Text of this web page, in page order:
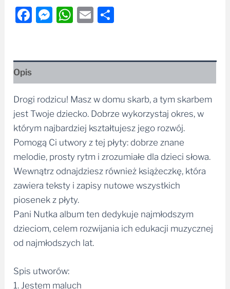
Facebook
Messenger
WhatsApp
Email
Opis
Drogi rodzicu! Masz w domu skarb, a tym skarbem
jest Twoje dziecko. Dobrze wykorzystaj okres, w
którym najbardziej kształtujesz jego rozwój.
Pomogą Ci utwory z tej płyty: dobrze znane
melodie, prosty rytm i zrozumiałe dla dzieci słowa.
Wewnątrz odnajdziesz również książeczkę, która
zawiera teksty i zapisy nutowe wszystkich
piosenek z płyty.
Pani Nutka album ten dedykuje najmłodszym
dzieciom, celem rozwijania ich edukacji muzycznej
od najmłodszych lat.
Spis utworów:
1. Jestem maluch